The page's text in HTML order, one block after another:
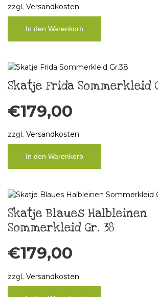
zzgl. Versandkosten
In den Warenkorb
Skatje Frida Sommerkleid
€179,00
zzgl. Versandkosten
In den Warenkorb
Skatje Blaues Halbleinen
Sommerkleid Gr. 38
€179,00
zzgl. Versandkosten